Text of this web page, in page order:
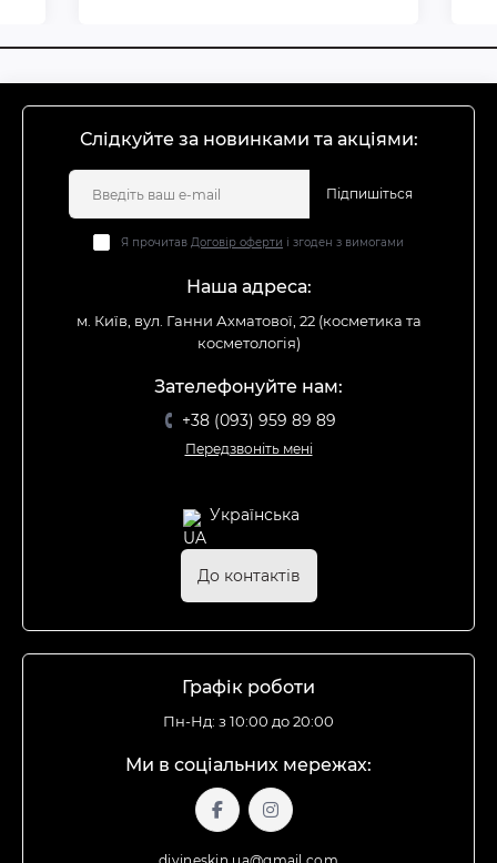
Слідкуйте за новинками та акціями:
Підпишіться
Я прочитав Договір оферти і згоден з вимогами
Наша адреса:
м. Київ, вул. Ганни Ахматової, 22 (косметика та
косметологія)
Зателефонуйте нам:
+38 (093) 959 89 89
Передзвоніть мені
Українська
До контактів
Графік роботи
Пн-Нд: з 10:00 до 20:00
Ми в соціальних мережах:
divineskin.ua@gmail.com